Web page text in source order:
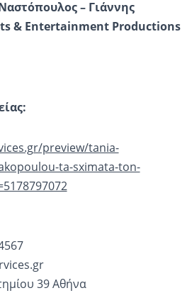
– Γιάννης
& Entertainment Productions
preview/tania-
ta-sximata-ton-
39 Αθήνα